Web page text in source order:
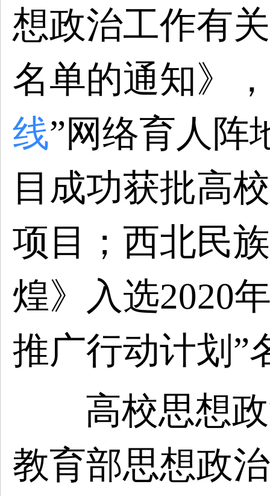
想政治工作有
名单的通知》
线”网络育人阵
目成功获批高
项目；西北民
煌》入选2020
推广行动计划”
高校思想
教育部思想政